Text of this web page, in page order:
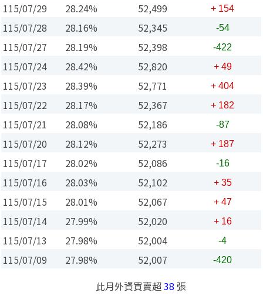
115/07/29 28.24% 52,499 + 154
115/07/28 28.16% 52,345 -54
115/07/27 28.19% 52,398 -422
115/07/24 28.42% 52,820 + 49
115/07/23 28.39% 52,771 + 404
115/07/22 28.17% 52,367 + 182
115/07/21 28.08% 52,186 -87
115/07/20 28.12% 52,273 + 187
115/07/17 28.02% 52,086 -16
115/07/16 28.03% 52,102 + 35
115/07/15 28.01% 52,067 + 47
115/07/14 27.99% 52,020 + 16
115/07/13 27.98% 52,004 -4
115/07/09 27.98% 52,007 -420
此月外資買賣超38 張